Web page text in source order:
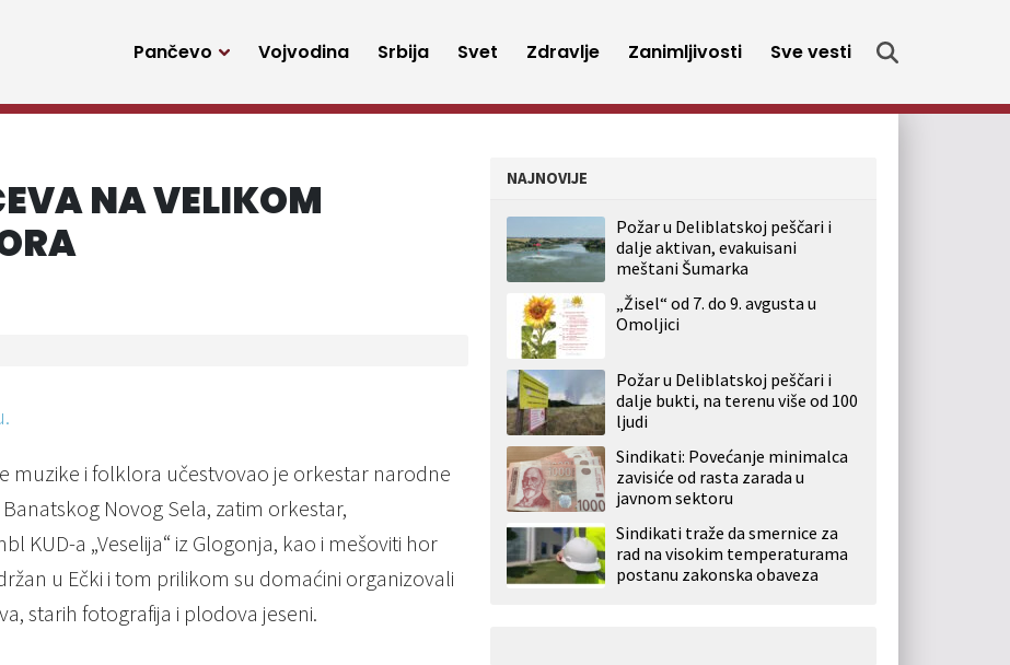
Pančevo Vojvodina Srbija Svet Zdravlje Zanimljivosti Sve vesti
NA VELIKOM
muzike i folklora učestvovao je orkestar narodne
Novog Sela, zatim orkestar,
KUD-a „Veselija“ iz Glogonja, kao i mešoviti hor
u Ečki i tom prilikom su domaćini organizovali
starih fotografija i plodova jeseni.
NAJNOVIJE
Požar u Deliblatskoj peščari i
dalje aktivan, evakuisani
meštani Šumarka
„Žisel“ od 7. do 9. avgusta u
Omoljici
Požar u Deliblatskoj peščari i
dalje bukti, na terenu više od 100
ljudi
Sindikati: Povećanje minimalca
zavisiće od rasta zarada u
javnom sektoru
Sindikati traže da smernice za
rad na visokim temperaturama
postanu zakonska obaveza